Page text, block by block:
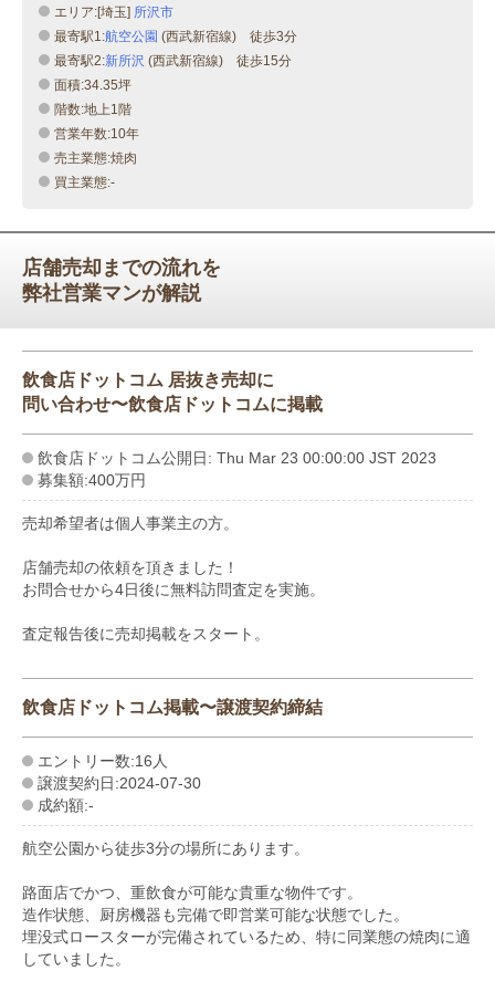
エリア:[埼玉] 所沢市
最寄駅1:航空公園 (西武新宿線) 徒歩3分
最寄駅2:新所沢 (西武新宿線) 徒歩15分
面積:34.35坪
階数:地上1階
営業年数:10年
売主業態:焼肉
買主業態:-
店舗売却までの流れを
弊社営業マンが解説
飲食店ドットコム 居抜き売却に
問い合わせ〜飲食店ドットコムに掲載
飲食店ドットコム公開日: Thu Mar 23 00:00:00 JST 2023
募集額:400万円
売却希望者は個人事業主の方。
店舗売却の依頼を頂きました！
お問合せから4日後に無料訪問査定を実施。
査定報告後に売却掲載をスタート。
飲食店ドットコム掲載〜譲渡契約締結
エントリー数:16人
譲渡契約日:2024-07-30
成約額:-
航空公園から徒歩3分の場所にあります。
路面店でかつ、重飲食が可能な貴重な物件です。
造作状態、厨房機器も完備で即営業可能な状態でした。
埋没式ロースターが完備されているため、特に同業態の焼肉に適
していました。